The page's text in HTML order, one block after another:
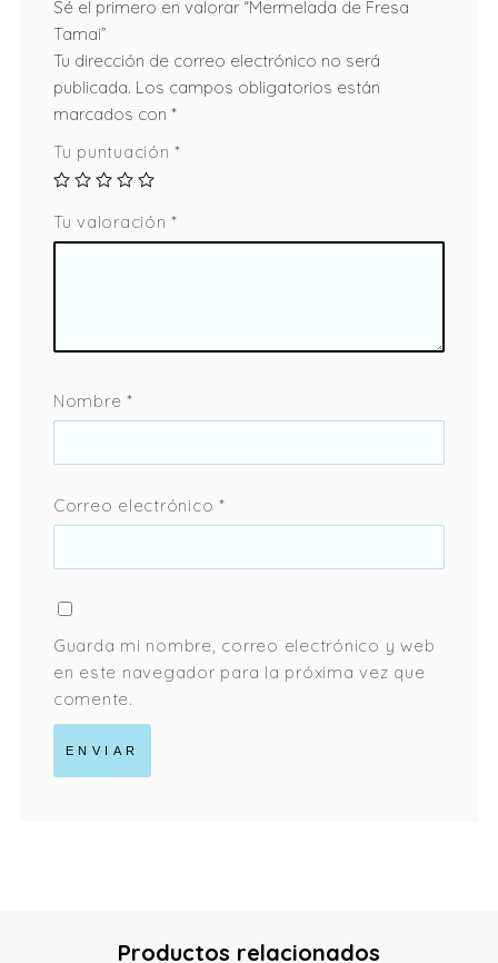
Sé el primero en valorar “Mermelada de Fresa
Tamai”
Tu dirección de correo electrónico no será
publicada. Los campos obligatorios están
marcados con *
Tu puntuación*
Tu valoración*
Nombre*
Correo electrónico*
Guarda mi nombre, correo electrónico y web
en este navegador para la próxima vez que
comente.
Productos relacionados